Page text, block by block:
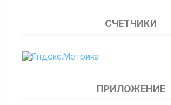
СЧЕТЧИКИ
ПРИЛОЖЕНИЕ